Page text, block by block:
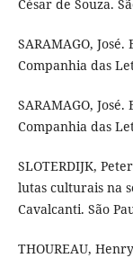
César de Souza.
SARAMAGO,
Companhia das
SARAMAGO,
Companhia das
SLOTERDIJK,
lutas culturais na
Cavalcanti. São
THOUREAU,